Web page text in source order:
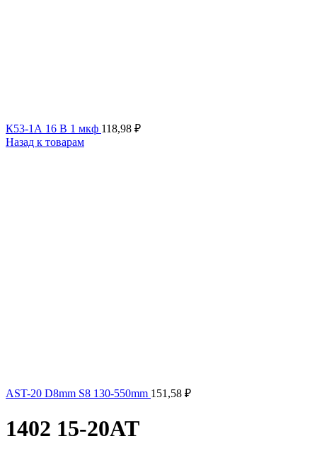
К53-1А 16 В 1 мкф 118,98 ₽
Назад к товарам
AST-20 D8mm S8 130-550mm 151,58 ₽
1402 15-20AT